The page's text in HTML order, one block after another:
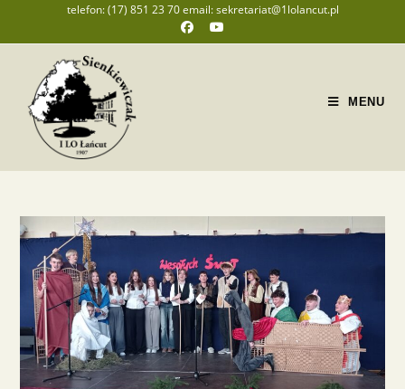
telefon: (17) 851 23 70 email: sekretariat@1lolancut.pl
MENU